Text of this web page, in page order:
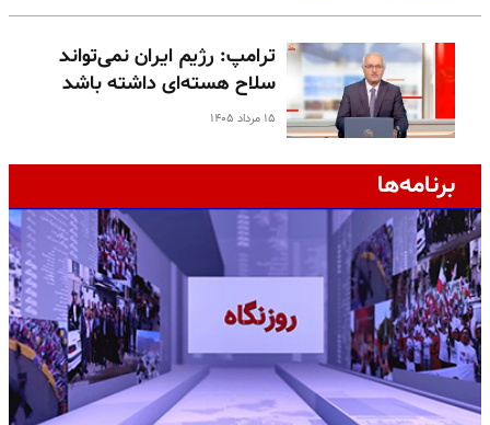
ترامپ: رژیم ایران نمی‌تواند
سلاح هسته‌ای داشته باشد
۱۵ مرداد ۱۴۰۵
برنامه‌ها